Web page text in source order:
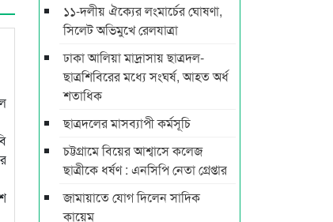
১১-দলীয় ঐক্যের লংমার্চের ঘোষণা,
সিলেট অভিমুখে রেলযাত্রা
ঢাকা আলিয়া মাদ্রাসায় ছাত্রদল-
ছাত্রশিবিরের মধ্যে সংঘর্ষ, আহত অর্ধ
শতাধিক
ছাত্রদলের মাসব্যাপী কর্মসূচি
চট্টগ্রামে বিয়ের আশ্বাসে কলেজ
ছাত্রীকে ধর্ষণ : এনসিপি নেতা গ্রেপ্তার
জামায়াতে যোগ দিলেন সাদিক
কায়েম